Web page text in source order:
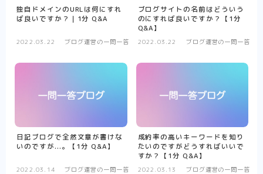
独自ドメインのURLは何にすれ
ば良いですか？｜1分 Q&A
2022.03.22 ブログ運営の一問一答
ブログサイトの名前はどういう
のにすれば良いですか？【1分
Q&A】
2022.03.22 ブログ運営の一問一答
日記ブログで全然文章が書けな
いのですが...。【1分 Q&A】
2022.03.14 ブログ運営の一問一答
成約率の高いキーワードを知り
たいのですがどうすればいいで
すか？【1分 Q&A】
2022.03.13 ブログ運営の一問一答